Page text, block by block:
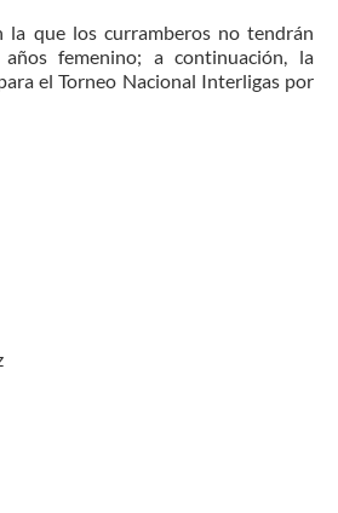
la que los curramberos no tendrán
femenino; a continuación, la
el Torneo Nacional Interligas por